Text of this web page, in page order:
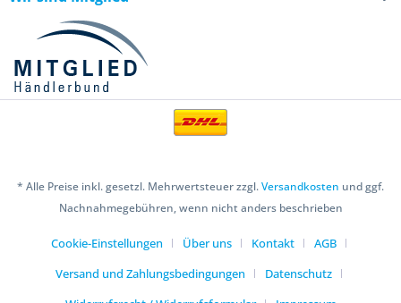
* Alle Preise inkl. gesetzl. Mehrwertsteuer zzgl.Versandkosten und ggf.
Nachnahmegebühren, wenn nicht anders beschrieben
Cookie-Einstellungen Über uns Kontakt
AGB
Versand und Zahlungsbedingungen
Datenschutz